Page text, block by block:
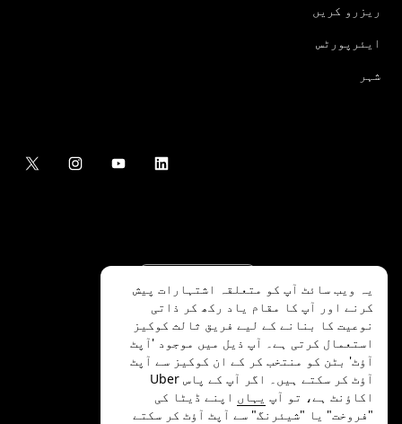
ریزرو کریں
ایئرپورٹس
شہر
©
2026
.Uber Technologies Inc
یہ ویب سائٹ آپ کو متعلقہ اشتہارات پیش
کرنے اور آپ کا مقام یاد رکھ کر ذاتی
نوعیت کا بنانے کے لیے فریق ثالث کوکیز
استعمال کرتی ہے۔ آپ ذیل میں موجود 'آپٹ
آؤٹ' بٹن کو منتخب کر کے ان کوکیز سے آپٹ
آؤٹ کر سکتے ہیں۔ اگر آپ کے پاس Uber
اکاؤنٹ ہے، تو آپ یہاں اپنے ڈیٹا کی
"فروخت" یا "شیئرنگ" سے آپٹ آؤٹ کر سکتے